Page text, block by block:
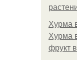
Хурма
Хурма
фрукт